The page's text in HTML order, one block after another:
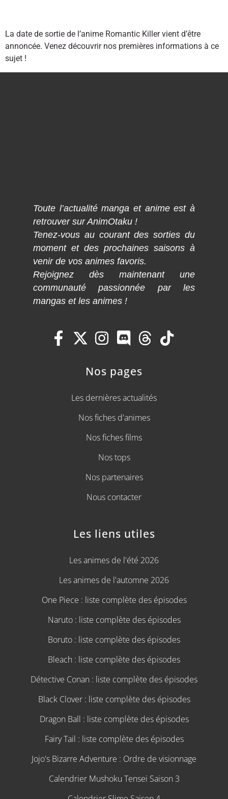
La date de sortie de l’anime Romantic Killer vient d’être
annoncée. Venez découvrir nos premières informations à ce
sujet !
Toute l’actualité manga et anime est à
retrouver sur AnimOtaku !
Tenez-vous au courant des sorties du
moment et des prochaines saisons à
venir de vos animes favoris.
Rejoignez dès maintenant une
communauté passionnée par les
mangas et les animes !
Nos pages
Les dernières actualités
Nos fiches d'animes
Nos fiches films
Nos tops
Nos partenaires
Nous contacter
Les liens utiles
Les animes de l'été 2026
Les animes de l'automne 2026
One Piece : liste complète des épisodes
Naruto : liste complète des épisodes
Boruto : liste complète des épisodes
Bleach : liste complète des épisodes
Détective Conan : liste complète des épisodes
Black Clover : liste complète des épisodes
Dragon Ball : liste complète des épisodes
Fairy Tail : liste complète des épisodes
Jojo's Bizarre Adventure : Ordre de visionnage
Calendrier Mushoku Tensei Saison 3